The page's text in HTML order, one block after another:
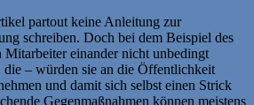
partout keine Anleitung zur
schreiben. Doch bei dem Beispiel des
Mitarbeiter einander nicht unbedingt
die – würden sie an die Öffentlichkeit
und damit sich selbst einen Strick
Gegenmaßnahmen können meistens